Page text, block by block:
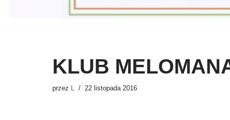
KLUB
przez L 22 listopada 2016